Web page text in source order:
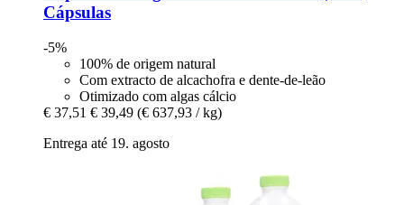
Cápsulas
-5%
100% de origem natural
Com extracto de alcachofra e dente-de-leão
Otimizado com algas cálcio
€ 37,51 € 39,49 (€ 637,93 / kg)
Entrega até 19. agosto